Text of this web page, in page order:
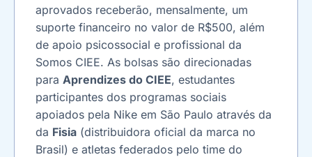
aprovados receberão, mensalmente, um
suporte financeiro no valor de R$500, além
de apoio psicossocial e profissional da
Somos CIEE. As bolsas são direcionadas
para Aprendizes do CIEE, estudantes
participantes dos programas sociais
apoiados pela Nike em São Paulo através da
da Fisia (distribuidora oficial da marca no
Brasil) e atletas federados pelo time do